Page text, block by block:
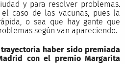
y para resolver problemas.
caso de las vacunas, pues la
o sea que hay gente que
según van apareciendo.
haber sido premiada
con el premio Margarita